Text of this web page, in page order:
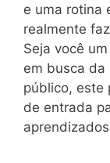
e uma rotina
realmente
Seja você
em busca da
público, este
de entrada